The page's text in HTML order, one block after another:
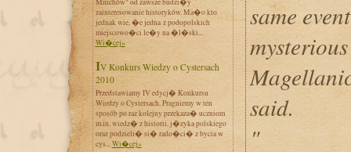
zainteresowanie historyków. Ma�o kto
jednak wie, �e jedna z podopolskich
miejscowo�ci le�y na �l�ski...
Wi�cej»
IV Konkurs Wiedzy o Cystersach
2010
Przedstawiamy IV edycj� Konkursu
Wiedzy o Cystersach. Pragniemy w ten
sposób po raz kolejny przekaza� uczniom
m.in. wiedz� z historii, j�zyka polskiego
oraz podzieli� si� rado�ci� z bycia w
cys...Wi�cej»
same
said.
"